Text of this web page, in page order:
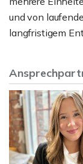
und von
langfristigem